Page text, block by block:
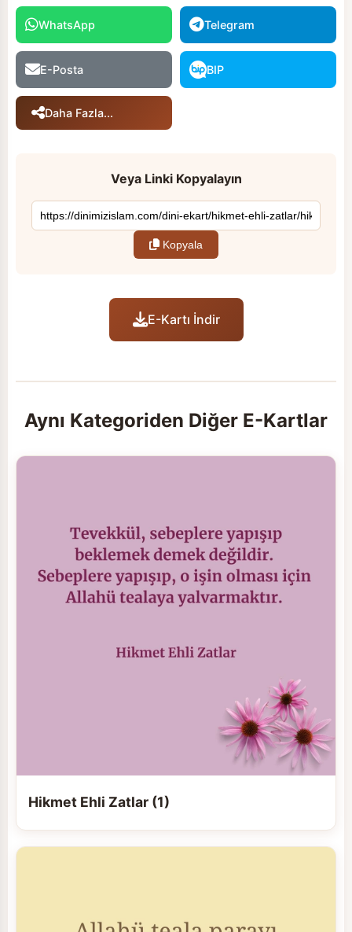
WhatsApp Telegram
E-Posta BIP
Daha Fazla...
Veya Linki Kopyalayın
Kopyala
E-Kartı İndir
Aynı Kategoriden Diğer E-Kartlar
Hikmet Ehli Zatlar (1)